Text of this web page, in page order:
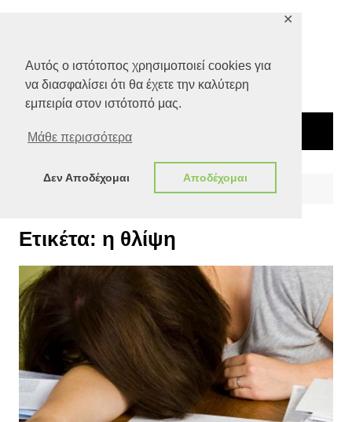
Αυτός ο ιστότοπος χρησιμοποιεί cookies για
να διασφαλίσει ότι θα έχετε την καλύτερη
εμπειρία στον ιστότοπό μας.
Μάθε περισσότερα
Δεν Αποδέχομαι Αποδέχομαι
✕
Ετικέτα: η θλίψη